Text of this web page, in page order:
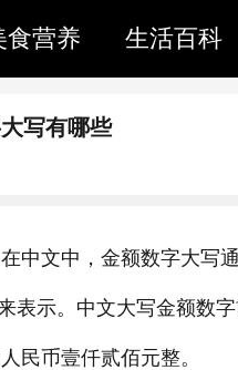
食营养 生活百科
写有哪些
中文中，金额数字大写
示。中文大写金额数
民币壹仟贰佰元整。